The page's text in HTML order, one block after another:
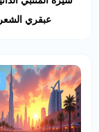
عبقري